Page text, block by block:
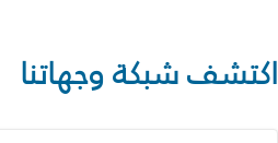
اكتشف شبكة وجهاتنا